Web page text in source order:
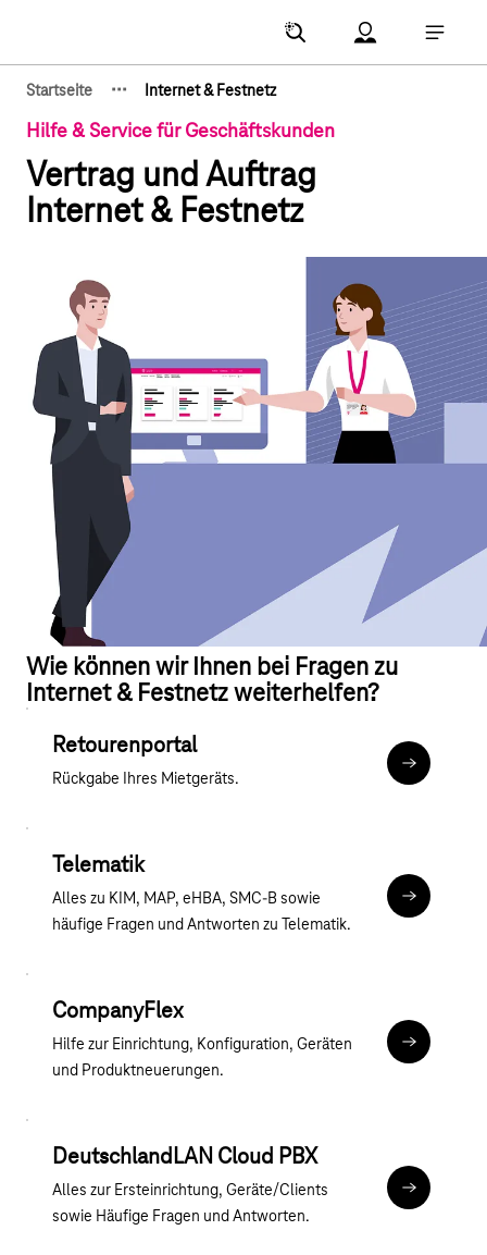
Account Menu
Startseite ··· Internet & Festnetz
Hilfe & Service für Geschäftskunden
Vertrag und Auftrag
Internet & Festnetz
Wie können wir Ihnen bei Fragen zu
Internet & Festnetz weiterhelfen?
Retourenportal
Rückgabe Ihres Mietgeräts. Mietgerät-
Telematik
Alles zu KIM, MAP, eHBA, SMC-B sowie
häufige Fragen und Antworten zu Telematik.
telekom-
CompanyFlex
Hilfe zur Einrichtung, Konfiguration, Geräten
und Produktneuerungen.
DeutschlandLAN Cloud PBX
Alles zur Ersteinrichtung, Geräte/Clients
sowie Häufige Fragen und Antworten.
cpbx-